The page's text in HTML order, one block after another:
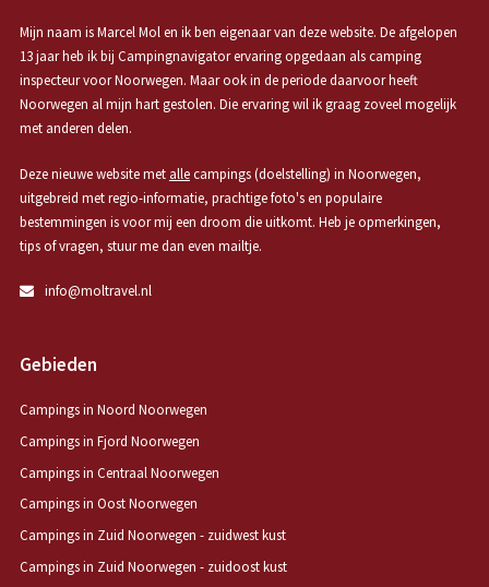
Mijn naam is Marcel Mol en ik ben eigenaar van deze website. De afgelopen
13 jaar heb ik bij Campingnavigator ervaring opgedaan als camping
inspecteur voor Noorwegen. Maar ook in de periode daarvoor heeft
Noorwegen al mijn hart gestolen. Die ervaring wil ik graag zoveel mogelijk
met anderen delen.
Deze nieuwe website met allecampings (doelstelling) in Noorwegen,
uitgebreid met regio-informatie, prachtige foto's en populaire
bestemmingen is voor mij een droom die uitkomt. Heb je opmerkingen,
tips of vragen, stuur me dan even mailtje.
info@moltravel.nl
Gebieden
Campings in Noord Noorwegen
Campings in Fjord Noorwegen
Campings in Centraal Noorwegen
Campings in Oost Noorwegen
Campings in Zuid Noorwegen - zuidwest kust
Campings in Zuid Noorwegen - zuidoost kust